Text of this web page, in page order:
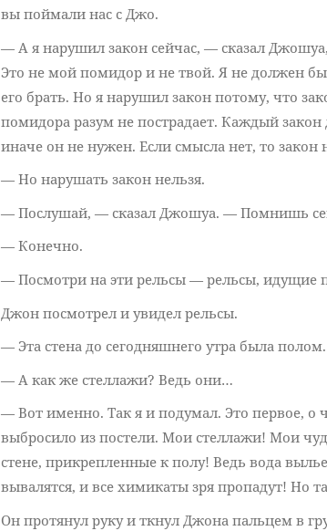
вы поймали нас с Джо.
— А я нарушил закон сейчас, — сказал
Это не мой помидор и не твой. Я не должен
его брать. Но я нарушил закон потому, что
помидора разум не пострадает. Каждый
иначе он не нужен. Если смысла нет, то закон
— Но нарушать закон нельзя.
— Послушай, — сказал Джошуа. — Помнишь
— Конечно.
— Посмотри на эти рельсы — рельсы, идущие
Джон посмотрел и увидел рельсы.
— Эта стена до сегодняшнего утра была полом.
— А как же стеллажи? Ведь они…
— Вот именно. Так я и подумал. Это первое, о
выбросило из постели. Мои стеллажи! Мои
стене, прикрепленные к полу! Ведь вода
вывалятся, и все химикаты зря пропадут! Но
Он протянул руку и ткнул Джона пальцем в